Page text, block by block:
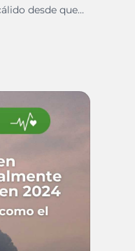
desde que